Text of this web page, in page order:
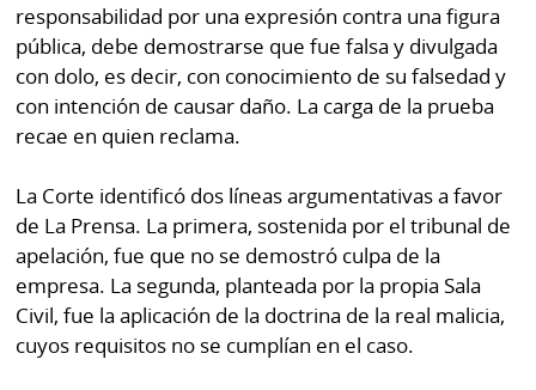
responsabilidad por una expresión contra una figura
pública, debe demostrarse que fue falsa y divulgada
con dolo, es decir, con conocimiento de su falsedad y
con intención de causar daño. La carga de la prueba
recae en quien reclama.
La Corte identificó dos líneas argumentativas a favor
de La Prensa. La primera, sostenida por el tribunal de
apelación, fue que no se demostró culpa de la
empresa. La segunda, planteada por la propia Sala
Civil, fue la aplicación de la doctrina de la real malicia,
cuyos requisitos no se cumplían en el caso.